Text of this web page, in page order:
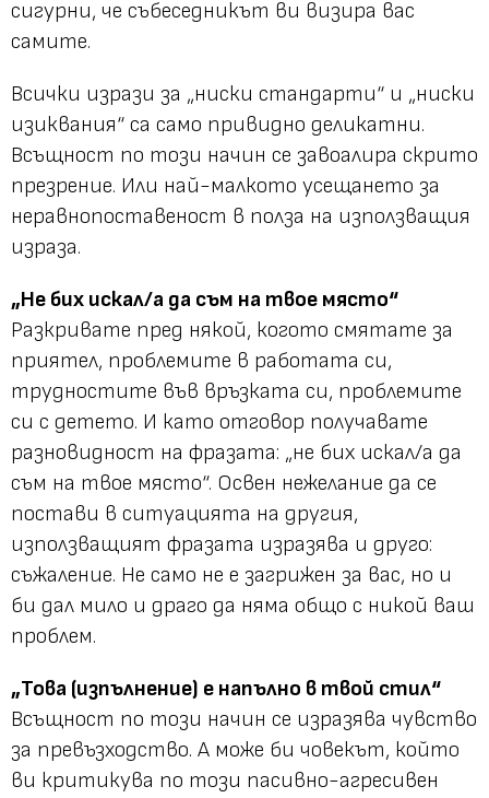
сигурни, че събеседникът ви визира вас
самите.
Всички изрази за „ниски стандарти“ и „ниски
изиквания“ са само привидно деликатни.
Всъщност по този начин се завоалира скрито
презрение. Или най-малкото усещането за
неравнопоставеност в полза на използващия
израза.
„Не бих искал/а да съм на твое място“
Разкривате пред някой, когото смятате за
приятел, проблемите в работата си,
трудностите във връзката си, проблемите
си с детето. И като отговор получавате
разновидност на фразата: „не бих искал/а да
съм на твое място“. Освен нежелание да се
постави в ситуацията на другия,
използващият фразата изразява и друго:
съжаление. Не само не е загрижен за вас, но и
би дал мило и драго да няма общо с никой ваш
проблем.
„Това (изпълнение) е напълно в твой стил“
Всъщност по този начин се изразява чувство
за превъзходство. А може би човекът, който
ви критикува по този пасивно-агресивен